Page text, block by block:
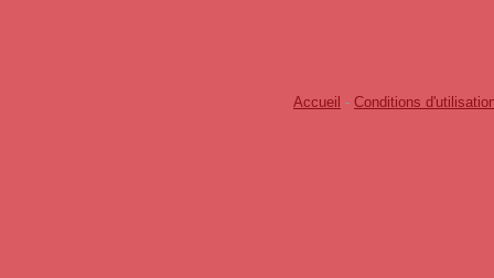
Accueil - Conditions